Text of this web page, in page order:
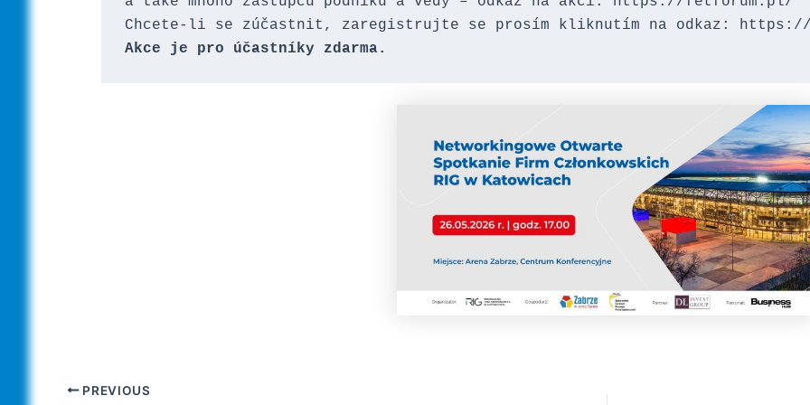
Akce je pro účastníky zdarma.
PREVIOUS